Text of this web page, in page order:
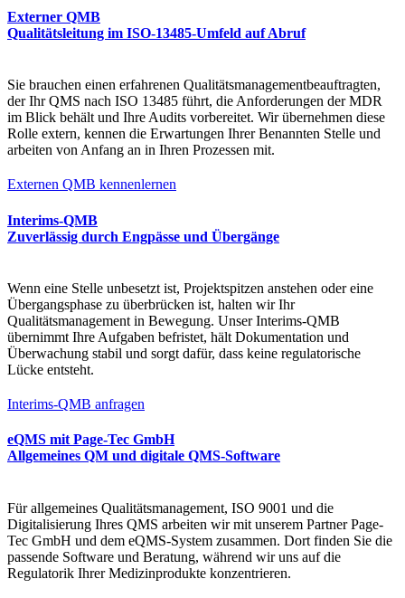
Externer QMB
Qualitätsleitung im ISO-13485-Umfeld auf Abruf
Sie brauchen einen erfahrenen Qualitätsmanagementbeauftragten,
der Ihr QMS nach ISO 13485 führt, die Anforderungen der MDR
im Blick behält und Ihre Audits vorbereitet. Wir übernehmen diese
Rolle extern, kennen die Erwartungen Ihrer Benannten Stelle und
arbeiten von Anfang an in Ihren Prozessen mit.
Externen QMB kennenlernen
Interims-QMB
Zuverlässig durch Engpässe und Übergänge
Wenn eine Stelle unbesetzt ist, Projektspitzen anstehen oder eine
Übergangsphase zu überbrücken ist, halten wir Ihr
Qualitätsmanagement in Bewegung. Unser Interims-QMB
übernimmt Ihre Aufgaben befristet, hält Dokumentation und
Überwachung stabil und sorgt dafür, dass keine regulatorische
Lücke entsteht.
Interims-QMB anfragen
eQMS mit Page-Tec GmbH
Allgemeines QM und digitale QMS-Software
Für allgemeines Qualitätsmanagement, ISO 9001 und die
Digitalisierung Ihres QMS arbeiten wir mit unserem Partner Page-
Tec GmbH und dem eQMS-System zusammen. Dort finden Sie die
passende Software und Beratung, während wir uns auf die
Regulatorik Ihrer Medizinprodukte konzentrieren.